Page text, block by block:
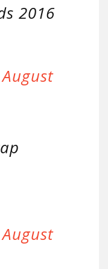
2016
August
August